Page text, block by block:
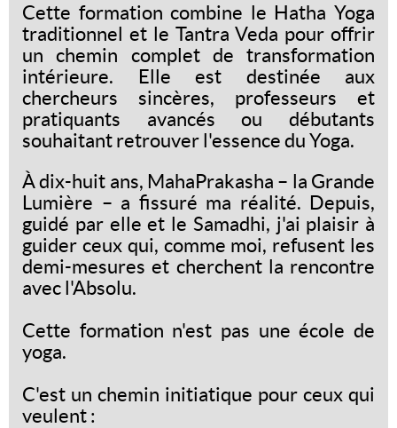
Cette formation combine le Hatha Yoga
traditionnel et le Tantra Veda pour offrir
un chemin complet de transformation
intérieure. Elle est destinée aux
chercheurs sincères, professeurs et
pratiquants avancés ou débutants
souhaitant retrouver l'essence du Yoga.
À dix-huit ans, MahaPrakasha – la Grande
Lumière – a fissuré ma réalité. Depuis,
guidé par elle et le Samadhi, j'ai plaisir à
guider ceux qui, comme moi, refusent les
demi-mesures et cherchent la rencontre
avec l'Absolu.
Cette formation n'est pas une école de
yoga.
C'est un chemin initiatique pour ceux qui
veulent :